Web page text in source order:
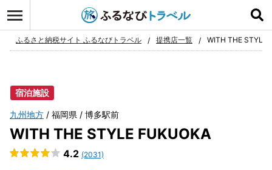
お気に入り
ふるさと納税サイト ふるなびトラベル 提携店一覧 WITH THE STYLE
宿泊施設
九州地方 福岡県 博多駅前
WITH THE STYLE FUKUOKA
4.2 (2031)